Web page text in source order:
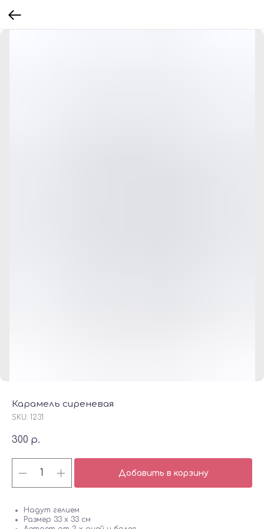
Карамель сиреневая
SKU: 1231
300 р.
Добавить в корзину
Надут гелием
Размер 33 х 33 см